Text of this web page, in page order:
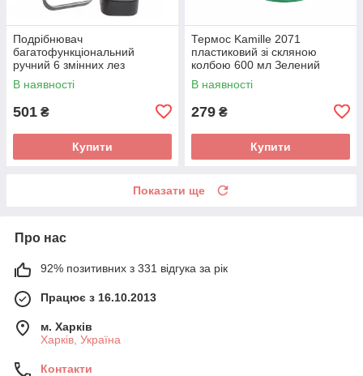
Подрібнювач
багатофункціональний
ручний 6 змінних лез
КМ-3005
В наявності
501 ₴
Купити
Термос Kamille 2071
пластиковий зі скляною
колбою 600 мл Зелений
В наявності
279 ₴
Купити
Показати ще
Про нас
92% позитивних з 331 відгука за рік
Працює з 16.10.2013
м. Харків
Харків, Україна
Контакти